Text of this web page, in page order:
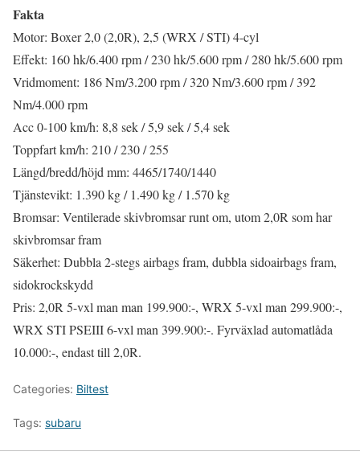
Fakta
Motor: Boxer 2,0 (2,0R), 2,5 (WRX / STI) 4-cyl
Effekt: 160 hk/6.400 rpm / 230 hk/5.600 rpm / 280 hk/5.600 rpm
Vridmoment: 186 Nm/3.200 rpm / 320 Nm/3.600 rpm / 392
Nm/4.000 rpm
Acc 0-100 km/h: 8,8 sek / 5,9 sek / 5,4 sek
Toppfart km/h: 210 / 230 / 255
Längd/bredd/höjd mm: 4465/1740/1440
Tjänstevikt: 1.390 kg / 1.490 kg / 1.570 kg
Bromsar: Ventilerade skivbromsar runt om, utom 2,0R som har
skivbromsar fram
Säkerhet: Dubbla 2-stegs airbags fram, dubbla sidoairbags fram,
sidokrockskydd
Pris: 2,0R 5-vxl man man 199.900:-, WRX 5-vxl man 299.900:-,
WRX STI PSEIII 6-vxl man 399.900:-. Fyrväxlad automatlåda
10.000:-, endast till 2,0R.
Categories: Biltest
Tags: subaru